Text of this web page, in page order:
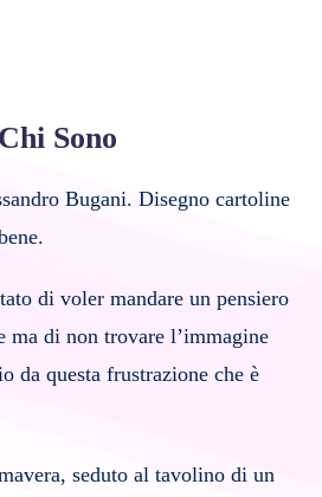
Chi Sono
Bugani. Disegno cartoline
di voler mandare un pensiero
ma di non trovare l’immagine
da questa frustrazione che è
seduto al tavolino di un